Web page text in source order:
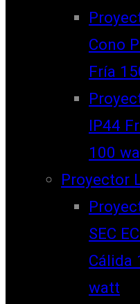
Cono
Fría
IP44
100
Proyector
SEC
Cálida
watt